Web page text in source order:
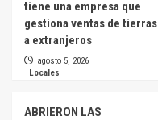
tiene una empresa que
gestiona ventas de tierras
a extranjeros
agosto 5, 2026
Locales
ABRIERON LAS